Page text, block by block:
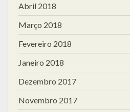
Abril 2018
Março 2018
Fevereiro 2018
Janeiro 2018
Dezembro 2017
Novembro 2017